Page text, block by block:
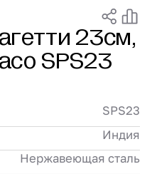
23см,
SPS23
SPS23
Индия
Нержавеющая сталь